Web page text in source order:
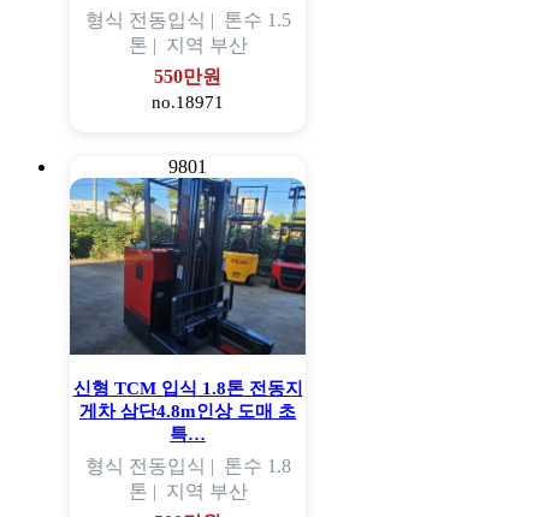
형식 전동입식 | 톤수 1.5
톤 | 지역 부산
550만원
no.18971
9801
신형 TCM 입식 1.8톤 전동지
게차 삼단4.8m인상 도매 초
특…
형식 전동입식 | 톤수 1.8
톤 | 지역 부산